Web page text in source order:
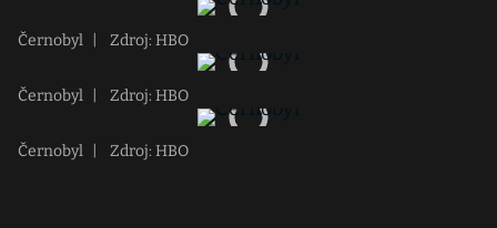
Černobyl Zdroj: HBO
Černobyl Zdroj: HBO
Černobyl Zdroj: HBO